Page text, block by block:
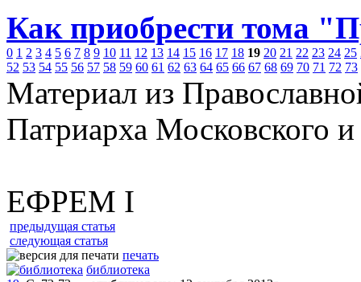
Как приобрести тома
0 1 2 3 4 5 6 7 8 9 10 11 12 13 14 15 16 17 18 19 20 21 22 23 24 25
52 53 54 55 56 57 58 59 60 61 62 63 64 65 66 67 68 69 70 71 72 73
Материал из
Патриарха Московского
ЕФРЕМ I
предыдущая статья
следующая статья
печать
библиотека